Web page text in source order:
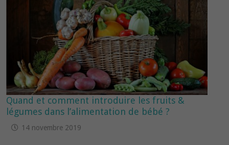
Quand et comment introduire les fruits &
légumes dans l’alimentation de bébé ?
14 novembre 2019